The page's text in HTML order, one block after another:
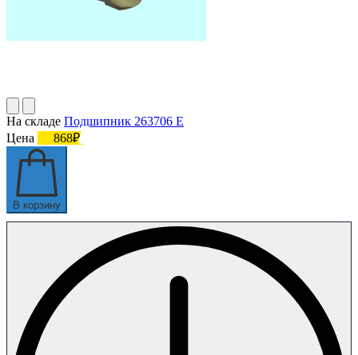
На складе Подшипник 263706 Е
Цена
868₽
В корзину